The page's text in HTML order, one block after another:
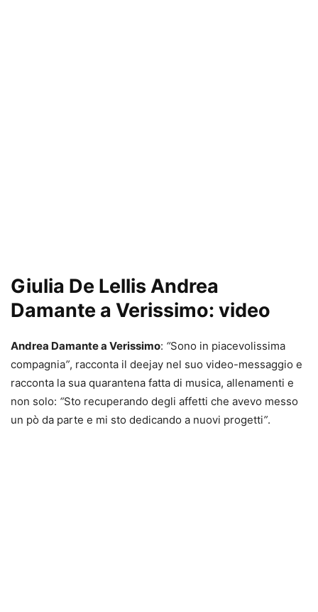
Giulia De Lellis Andrea
Damante a Verissimo: video
Andrea Damante a Verissimo: “Sono in piacevolissima
compagnia”, racconta il deejay nel suo video-messaggio e
racconta la sua quarantena fatta di musica, allenamenti e
non solo: “Sto recuperando degli affetti che avevo messo
un pò da parte e mi sto dedicando a nuovi progetti”.